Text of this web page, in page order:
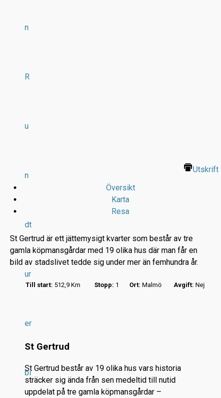
n
R
u
n
dt
ur
er
bi
Utskrift
Översikt
Karta
Resa
St Gertrud är ett jättemysigt kvarter som består av tre
gamla köpmansgårdar med 19 olika hus där man får en
bild av stadslivet tedde sig under mer än femhundra år.
Till start: 512,9 Km Stopp: 1 Ort: Malmö Avgift: Nej
St Gertrud
St Gertrud består av 19 olika hus vars historia
sträcker sig ända från sen medeltid till nutid
uppdelat på tre gamla köpmansgårdar –